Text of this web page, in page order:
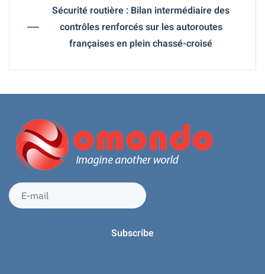
Sécurité routière : Bilan intermédiaire des
contrôles renforcés sur les autoroutes
françaises en plein chassé-croisé